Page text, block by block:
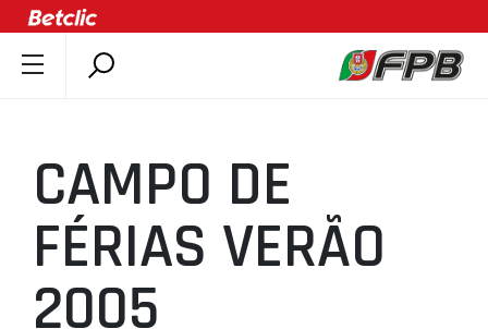
ÚLTIMAS
COMPETIÇÕES
ASSOCIAÇÕES
CLUBES
CAMPO DE
FÉRIAS VERÃO
2005